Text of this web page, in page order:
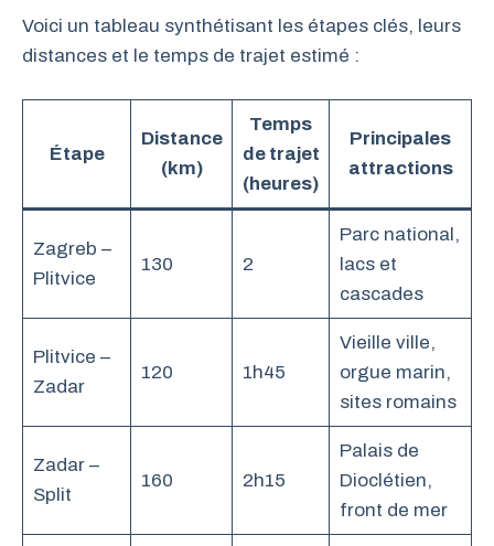
Voici un tableau synthétisant les étapes clés, leurs
distances et le temps de trajet estimé :
Étape
Distance
(km)
Temps
de trajet
(heures)
Principales
attractions
Zagreb –
Plitvice
130 2
Parc national,
lacs et
cascades
Plitvice –
Zadar
120 1h45
Vieille ville,
orgue marin,
sites romains
Zadar –
Split
160 2h15
Palais de
Dioclétien,
front de mer